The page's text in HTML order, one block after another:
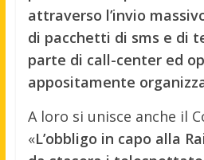
attraverso l’invio
di pacchetti di sms e di
parte di call-center ed
appositamente
A loro si unisce anche il
«L’obbligo in capo alla